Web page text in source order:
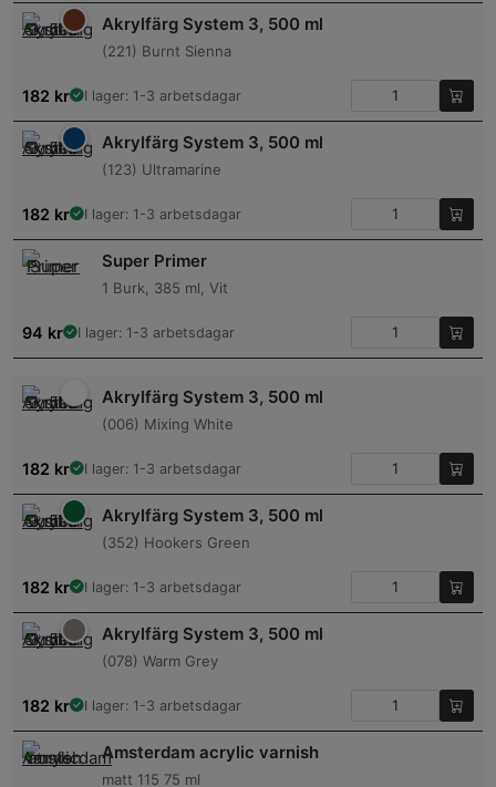
Akrylfärg System 3, 500 ml
(221) Burnt Sienna
182 kr I lager: 1-3 arbetsdagar
Akrylfärg System 3, 500 ml
(123) Ultramarine
182 kr I lager: 1-3 arbetsdagar
Super Primer
1 Burk, 385 ml, Vit
94 kr I lager: 1-3 arbetsdagar
Akrylfärg System 3, 500 ml
(006) Mixing White
182 kr I lager: 1-3 arbetsdagar
Akrylfärg System 3, 500 ml
(352) Hookers Green
182 kr I lager: 1-3 arbetsdagar
Akrylfärg System 3, 500 ml
(078) Warm Grey
182 kr I lager: 1-3 arbetsdagar
Amsterdam acrylic varnish
matt 115 75 ml